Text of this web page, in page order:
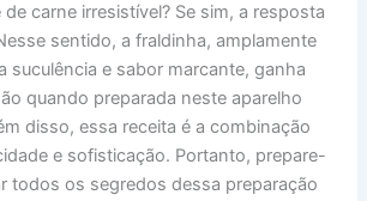
carne irresistível? Se sim, a resposta
sentido, a fraldinha, amplamente
suculência e sabor marcante, ganha
quando preparada neste aparelho
disso, essa receita é a combinação
e sofisticação. Portanto, prepare-
todos os segredos dessa preparação